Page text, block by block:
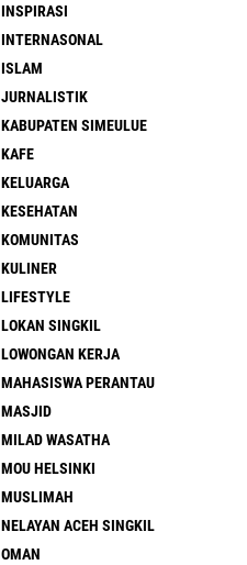
INSPIRASI
INTERNASONAL
ISLAM
JURNALISTIK
KABUPATEN SIMEULUE
KAFE
KELUARGA
KESEHATAN
KOMUNITAS
KULINER
LIFESTYLE
LOKAN SINGKIL
LOWONGAN KERJA
MAHASISWA PERANTAU
MASJID
MILAD WASATHA
MOU HELSINKI
MUSLIMAH
NELAYAN ACEH SINGKIL
OMAN